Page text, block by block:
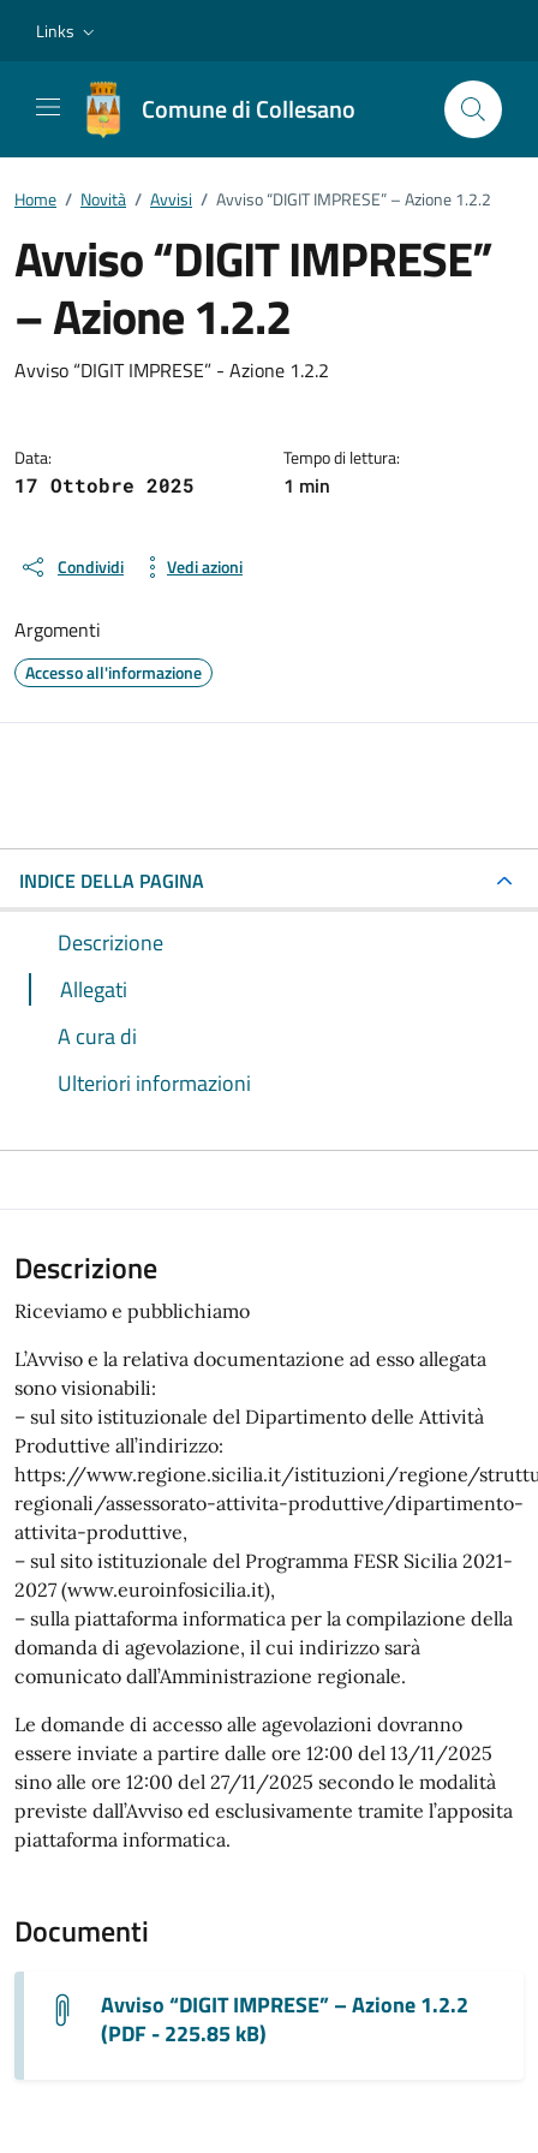
Links
Comune di Collesano
Home / Novità / Avvisi / Avviso “DIGIT IMPRESE” – Azione 1.2.2
Avviso “DIGIT IMPRESE”
– Azione 1.2.2
Dettagli della notizia
Avviso “DIGIT IMPRESE” - Azione 1.2.2
Data:
17 Ottobre 2025
Tempo di lettura:
1 min
Condividi Vedi azioni
Argomenti
Accesso all'informazione
INDICE DELLA PAGINA
Descrizione
Allegati
A cura di
Ulteriori informazioni
Descrizione
Riceviamo e pubblichiamo
L’Avviso e la relativa documentazione ad esso allegata
sono visionabili:
– sul sito istituzionale del Dipartimento delle Attività
Produttive all’indirizzo:
https://www.regione.sicilia.it/istituzioni/regione/
regionali/assessorato-attivita-produttive/dipartimento-
attivita-produttive,
– sul sito istituzionale del Programma FESR Sicilia 2021-
2027 (www.euroinfosicilia.it),
– sulla piattaforma informatica per la compilazione della
domanda di agevolazione, il cui indirizzo sarà
comunicato dall’Amministrazione regionale.
Le domande di accesso alle agevolazioni dovranno
essere inviate a partire dalle ore 12:00 del 13/11/2025
sino alle ore 12:00 del 27/11/2025 secondo le modalità
previste dall’Avviso ed esclusivamente tramite l’apposita
piattaforma informatica.
Documenti
Avviso “DIGIT IMPRESE” – Azione 1.2.2
(PDF - 225.85 kB)